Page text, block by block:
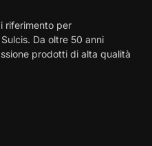
riferimento per
Da oltre 50 anni
prodotti di alta qualità